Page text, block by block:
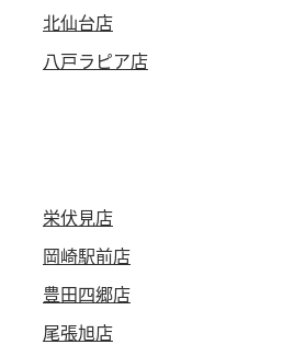
北仙台店
八戸ラピア店
栄伏見店
岡崎駅前店
豊田四郷店
尾張旭店